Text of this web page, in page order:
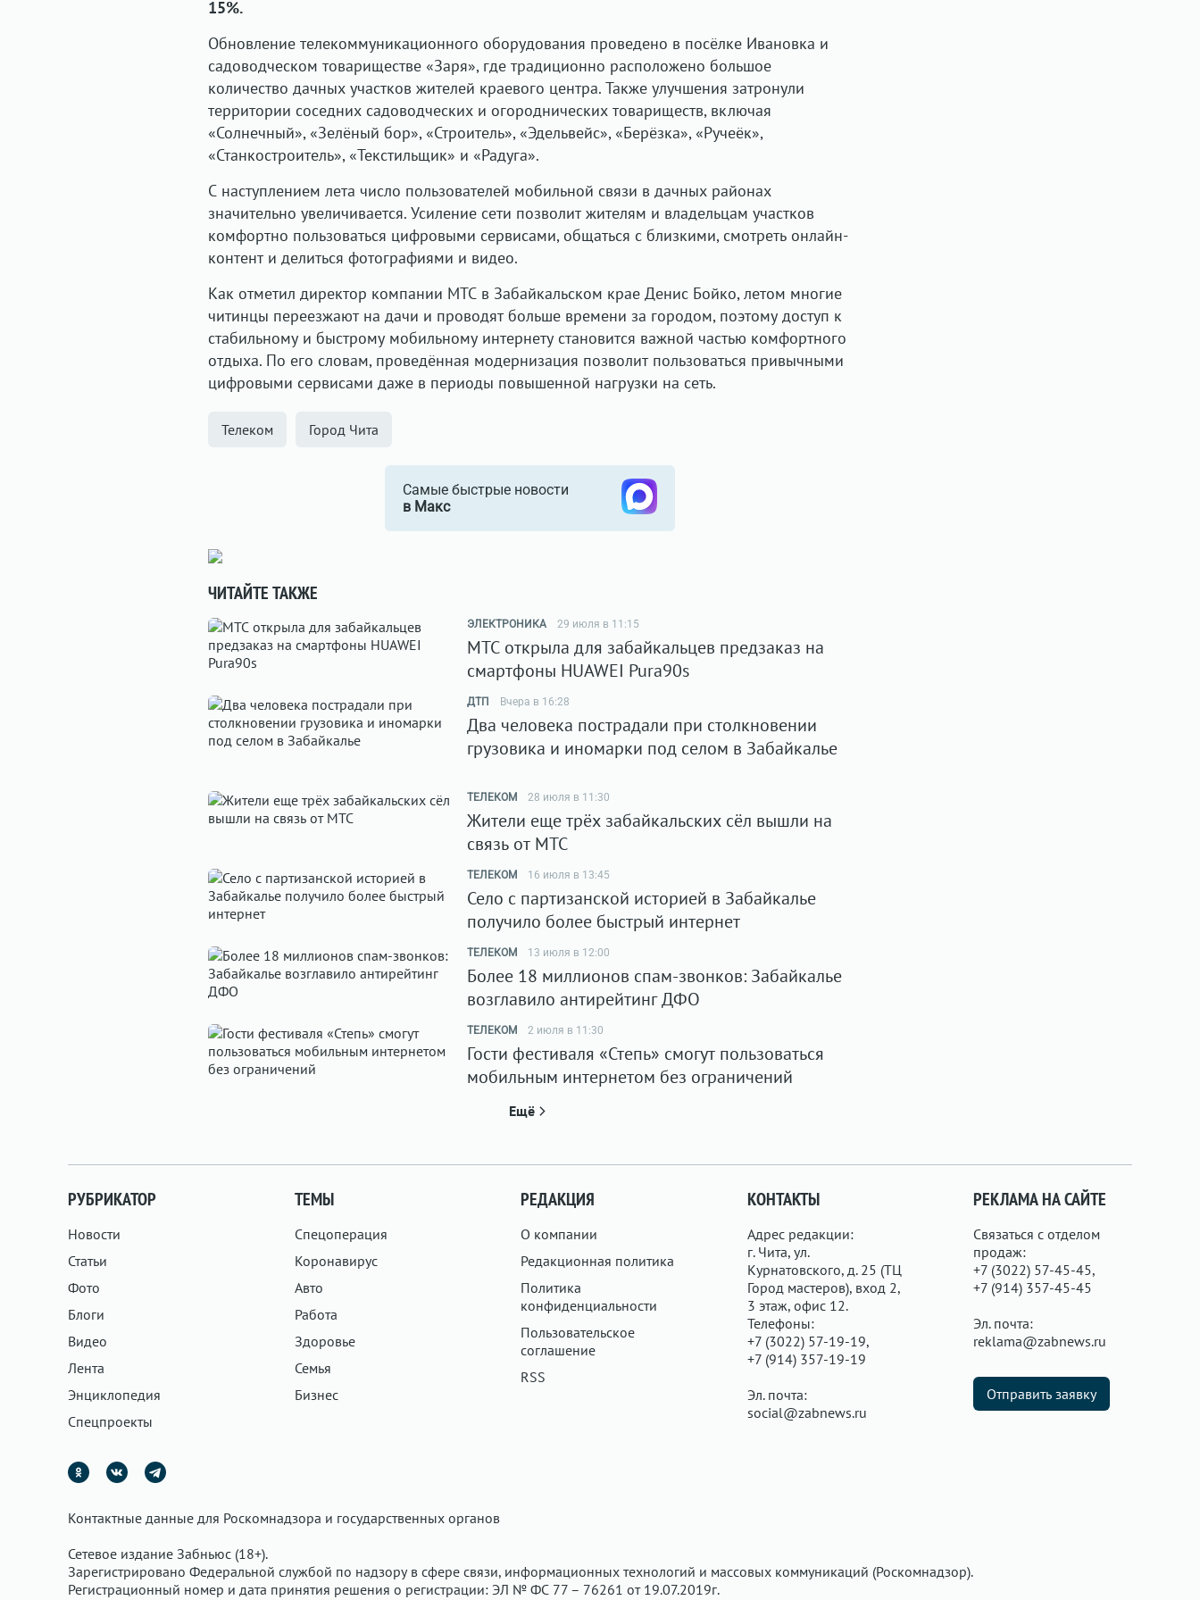
15%.
Обновление телекоммуникационного оборудования проведено в посёлке Ивановка и
садоводческом товариществе «Заря», где традиционно расположено большое
количество дачных участков жителей краевого центра. Также улучшения затронули
территории соседних садоводческих и огороднических товариществ, включая
«Солнечный», «Зелёный бор», «Строитель», «Эдельвейс», «Берёзка», «Ручеёк»,
«Станкостроитель», «Текстильщик» и «Радуга».
С наступлением лета число пользователей мобильной связи в дачных районах
значительно увеличивается. Усиление сети позволит жителям и владельцам участков
комфортно пользоваться цифровыми сервисами, общаться с близкими, смотреть онлайн-
контент и делиться фотографиями и видео.
Как отметил директор компании МТС в Забайкальском крае Денис Бойко, летом многие
читинцы переезжают на дачи и проводят больше времени за городом, поэтому доступ к
стабильному и быстрому мобильному интернету становится важной частью комфортного
отдыха. По его словам, проведённая модернизация позволит пользоваться привычными
цифровыми сервисами даже в периоды повышенной нагрузки на сеть.
Телеком Город Чита
Самые быстрые новости
в Макс
ЧИТАЙТЕ ТАКЖЕ
ЭЛЕКТРОНИКА 29 июля в 11:15
МТС открыла для забайкальцев предзаказ на
смартфоны HUAWEI Pura90s
ДТП Вчера в 16:28
Два человека пострадали при столкновении
грузовика и иномарки под селом в Забайкалье
ТЕЛЕКОМ 28 июля в 11:30
Жители еще трёх забайкальских сёл вышли на
связь от МТС
ТЕЛЕКОМ 16 июля в 13:45
Село с партизанской историей в Забайкалье
получило более быстрый интернет
ТЕЛЕКОМ 13 июля в 12:00
Более 18 миллионов спам-звонков: Забайкалье
возглавило антирейтинг ДФО
ТЕЛЕКОМ 2 июля в 11:30
Гости фестиваля «Степь» смогут пользоваться
мобильным интернетом без ограничений
Ещё
РУБРИКАТОР
Новости
Статьи
Фото
Блоги
Видео
Лента
Энциклопедия
Спецпроекты
ТЕМЫ
Спецоперация
Коронавирус
Авто
Работа
Здоровье
Семья
Бизнес
РЕДАКЦИЯ
О компании
Редакционная политика
Политика
конфиденциальности
Пользовательское
соглашение
RSS
КОНТАКТЫ
Адрес редакции:
г. Чита, ул.
Курнатовского, д. 25 (ТЦ
Город мастеров), вход 2,
3 этаж, офис 12.
Телефоны:
+7 (3022) 57-19-19,
+7 (914) 357-19-19
Эл. почта:
social@zabnews.ru
РЕКЛАМА НА САЙТЕ
Связаться с отделом
продаж:
+7 (3022) 57-45-45,
+7 (914) 357-45-45
Эл. почта:
reklama@zabnews.ru
Отправить заявку
Контактные данные для Роскомнадзора и государственных органов
Сетевое издание Забньюс (18+).
Зарегистрировано Федеральной службой по надзору в сфере связи, информационных технологий и массовых коммуникаций (Роскомнадзор).
Регистрационный номер и дата принятия решения о регистрации: ЭЛ № ФС 77 – 76261 от 19.07.2019г.